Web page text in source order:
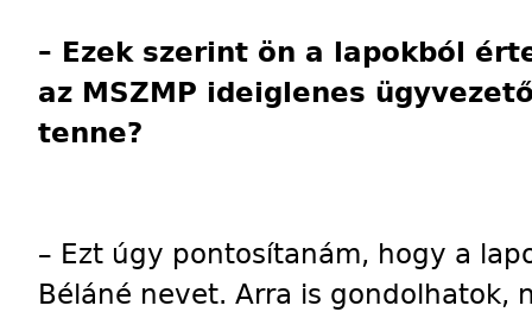
– Ezek szerint ön a lapokból
az MSZMP ideiglenes
tenne?
– Ezt úgy pontosítanám, hogy a
Béláné nevet. Arra is gondolhatok,